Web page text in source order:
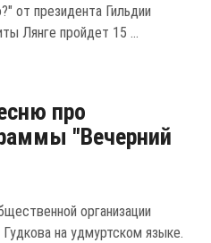
от президента Гильдии
Лянге пройдет 15 ...
про
"Вечерний
организации
на удмуртском языке.